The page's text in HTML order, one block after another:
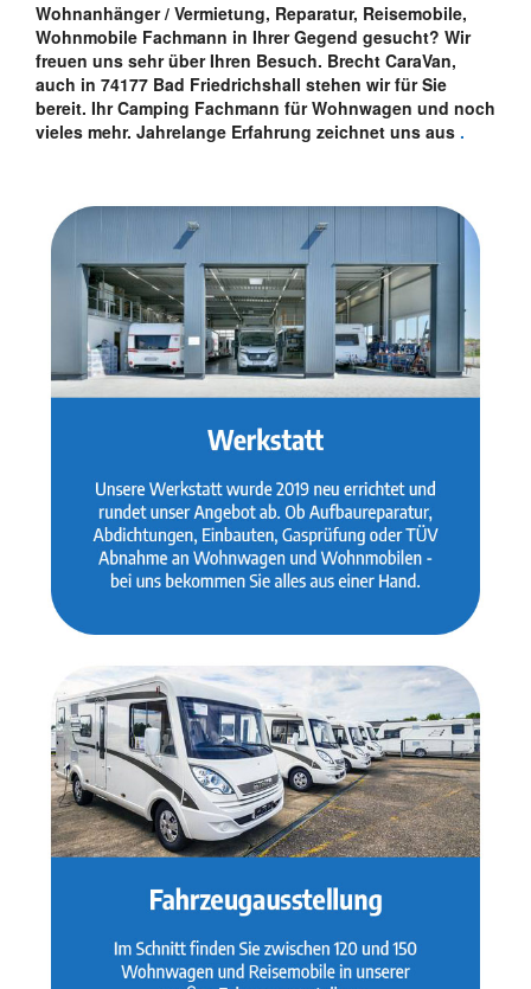
Wohnanhänger / Vermietung, Reparatur, Reisemobile,
Wohnmobile Fachmann in Ihrer Gegend gesucht? Wir
freuen uns sehr über Ihren Besuch. Brecht CaraVan,
auch in 74177 Bad Friedrichshall stehen wir für Sie
bereit. Ihr Camping Fachmann für Wohnwagen und noch
vieles mehr. Jahrelange Erfahrung zeichnet uns aus .